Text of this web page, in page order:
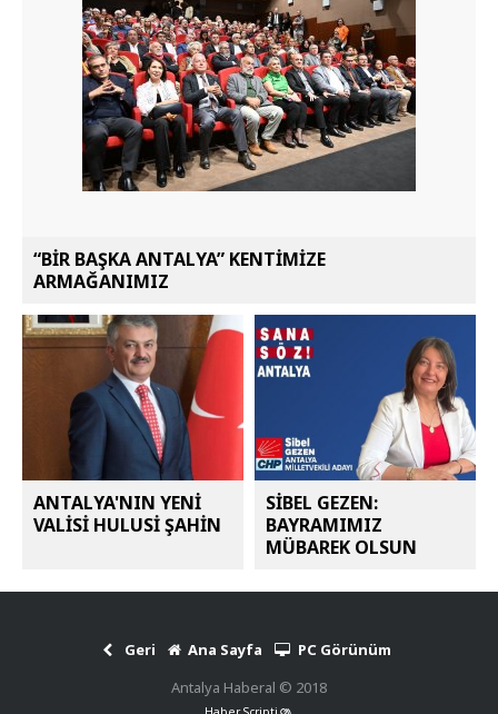
“BİR BAŞKA ANTALYA” KENTİMİZE
ARMAĞANIMIZ
ANTALYA'NIN YENİ
VALİSİ HULUSİ ŞAHİN
SİBEL GEZEN:
BAYRAMIMIZ
MÜBAREK OLSUN
Geri Ana Sayfa
PC Görünüm
Antalya Haberal © 2018